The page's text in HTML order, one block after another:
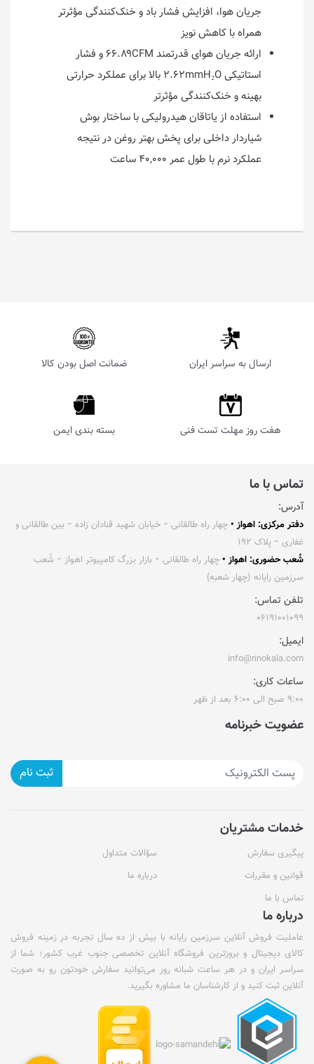
جریان هوا، افزایش فشار باد و خنک‌کنندگی مؤثرتر
همراه با کاهش نویز
ارائه جریان هوای قدرتمند ۶۶.۸۹CFM و فشار
استاتیکی ۲.۶۲mmH₂O بالا برای عملکرد حرارتی
بهینه و خنک‌کنندگی مؤثرتر
استفاده از یاتاقان هیدرولیکی با ساختار بوش
شیار‌دار داخلی برای پخش بهتر روغن در نتیجه
عملکرد نرم با طول عمر ۴۰,۰۰۰ ساعت
ارسال به سراسر ایران ضمانت اصل بودن کالا
هفت روز مهلت تست فنی بسته بندی ایمن
تماس با ما
آدرس:
دفتر مرکزی: اهواز • چهار راه طالقانی ⁃ خیابان شهید قنادان زاده ⁃ بین طالقانی و
غفاری ⁃ پلاک ۱۹۲
شُعب حضوری: اهواز • چهار راه طالقانی ⁃ بازار بزرگ کامپیوتر اهواز ⁃ شُعب
سرزمین رایانه (چهار شعبه)
تلفن تماس:
۰۶۱۹۱۰۰۱۰۹۹
ایمیل:
info@rinokala.com
ساعات کاری:
۹:۰۰ صبح الی ۶:۰۰ بعد از ظهر
عضویت خبرنامه
ثبت نام
خدمات مشتریان
پیگیری سفارش
سؤالات متداول
قوانین و مقررات
درباره ما
تماس با ما
درباره ما
عاملیت فروش آنلاین سرزمین رایانه با بیش از ده سال تجربه در زمینه فروش
کالای دیجیتال و بروزترین فروشگاه آنلاین تخصصی جنوب غرب کشور؛ شما از
سراسر ایران و در هر ساعت شبانه روز می‌توانید سفارش خودتون رو به صورت
آنلاین ثبت کنید و از کارشناسان ما مشاوره بگیرید.